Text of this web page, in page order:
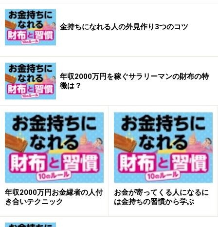
「見開き2ページに1テーマでまとめて行きます。たとえ
ば私の場合次にやるセミナーのコンテンツに関すること
だとしたら、ポストイットに書きだしたものの中から、
そのテーマに関連するものを貼り付けて行くのです」
（和仁さん）
情報をアウトプットまで持って行く流れが
大事
見開きで全体がA3のスペースのノートに、ポストイット
と書き込みでマインドマップのようにして整理すると和
金持ちになれる人の外見作り3つのコツ
年収2000万円を稼ぐサラリーマンの財布の特
徴は？
年収2000万円お金縁者の人付
き合いテクニック
お金が寄ってくる人になるに
は金持ちの習慣から学ぶ